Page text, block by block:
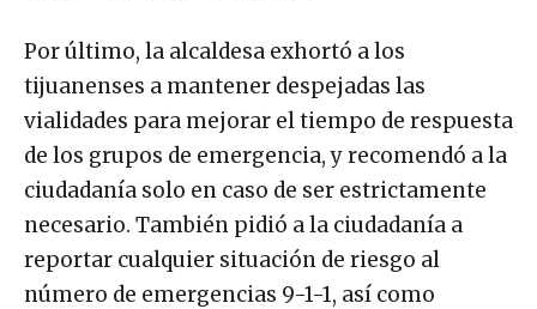
Por último, la alcaldesa exhortó a los
tijuanenses a mantener despejadas las
vialidades para mejorar el tiempo de respuesta
de los grupos de emergencia, y recomendó a la
ciudadanía solo en caso de ser estrictamente
necesario. También pidió a la ciudadanía a
reportar cualquier situación de riesgo al
número de emergencias 9-1-1, así como